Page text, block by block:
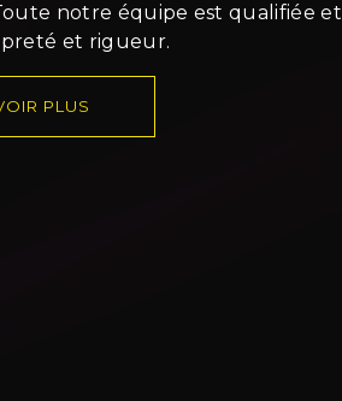
notre équipe est qualifiée et
et rigueur.
PLUS